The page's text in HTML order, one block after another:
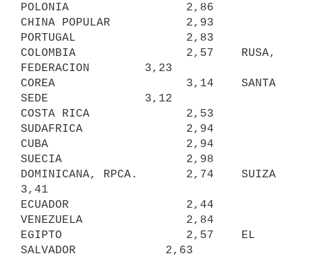
POLONIA                 2,86
CHINA POPULAR           2,93
PORTUGAL                2,83
COLOMBIA                2,57    RUSA,
FEDERACION        3,23
COREA                   3,14    SANTA
SEDE              3,12
COSTA RICA              2,53
SUDAFRICA               2,94
CUBA                    2,94
SUECIA                  2,98
DOMINICANA, RPCA.       2,74    SUIZA
3,41
ECUADOR                 2,44
VENEZUELA               2,84
EGIPTO                  2,57    EL